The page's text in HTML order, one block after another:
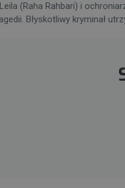
(Raha Rahbari) i
Błyskotliwy kryminał